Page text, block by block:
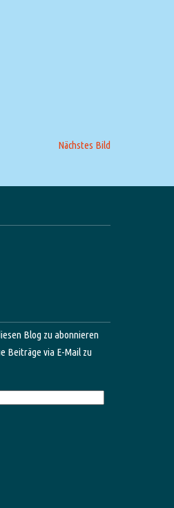
Nächstes Bild
Blog zu abonnieren
Beiträge via E-Mail zu